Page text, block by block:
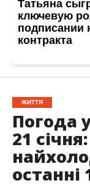
ЖИТТЯ
Погода
21
останні